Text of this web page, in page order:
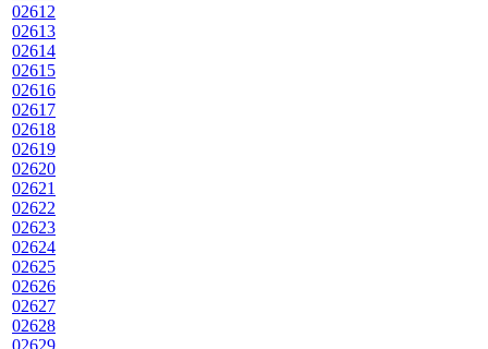
02612
02613
02614
02615
02616
02617
02618
02619
02620
02621
02622
02623
02624
02625
02626
02627
02628
02629